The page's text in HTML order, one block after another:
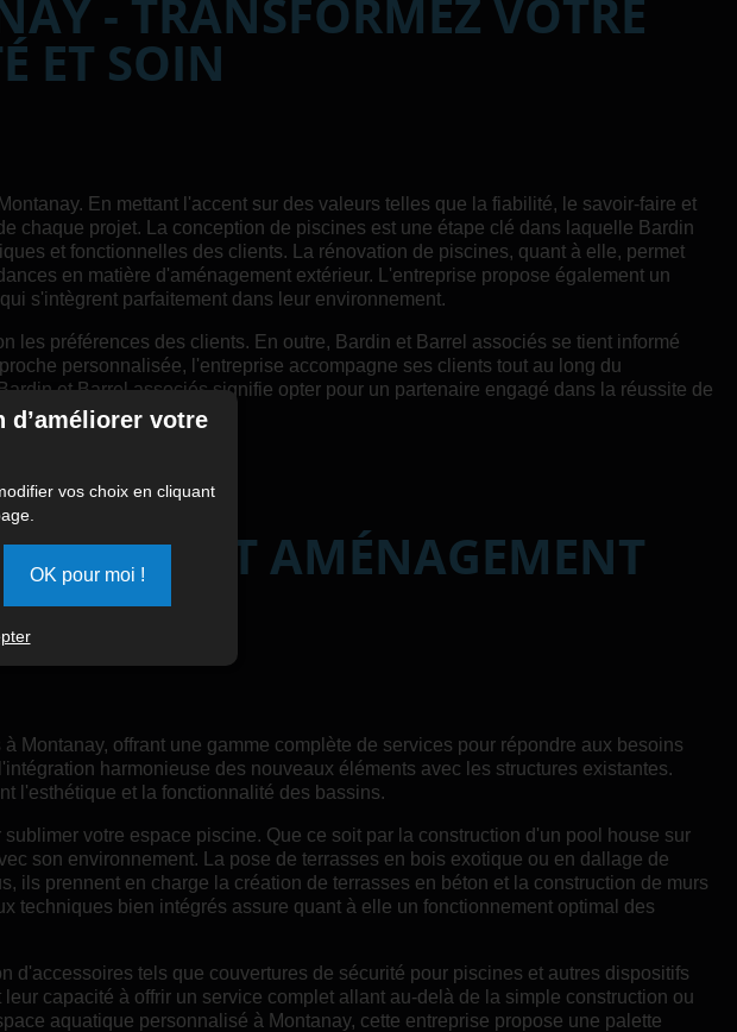
- TRANSFORMEZ VOTRE
ET SOIN
En mettant l'accent sur des valeurs telles que la fiabilité, le savoir-faire et
chaque projet. La conception de piscines est une étape clé dans laquelle Bardin
et fonctionnelles des clients. La rénovation de piscines, quant à elle, permet
en matière d'aménagement extérieur. L'entreprise propose également un
s'intègrent parfaitement dans leur environnement.
les préférences des clients. En outre, Bardin et Barrel associés se tient informé
personnalisée, l'entreprise accompagne ses clients tout au long du
et Barrel associés signifie opter pour un partenaire engagé dans la réussite de
ET AMÉNAGEMENT
offrant une gamme complète de services pour répondre aux besoins
harmonieuse des nouveaux éléments avec les structures existantes.
l'esthétique et la fonctionnalité des bassins.
votre espace piscine. Que ce soit par la construction d'un pool house sur
son environnement. La pose de terrasses en bois exotique ou en dallage de
prennent en charge la création de terrasses en béton et la construction de murs
techniques bien intégrés assure quant à elle un fonctionnement optimal des
tels que couvertures de sécurité pour piscines et autres dispositifs
capacité à offrir un service complet allant au-delà de la simple construction ou
aquatique personnalisé à Montanay, cette entreprise propose une palette
votre
vos choix en cliquant
OK pour moi !